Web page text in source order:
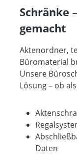
Schränke
gemacht
Aktenordner,
Büromaterial
Unsere
Lösung – ob
Daten